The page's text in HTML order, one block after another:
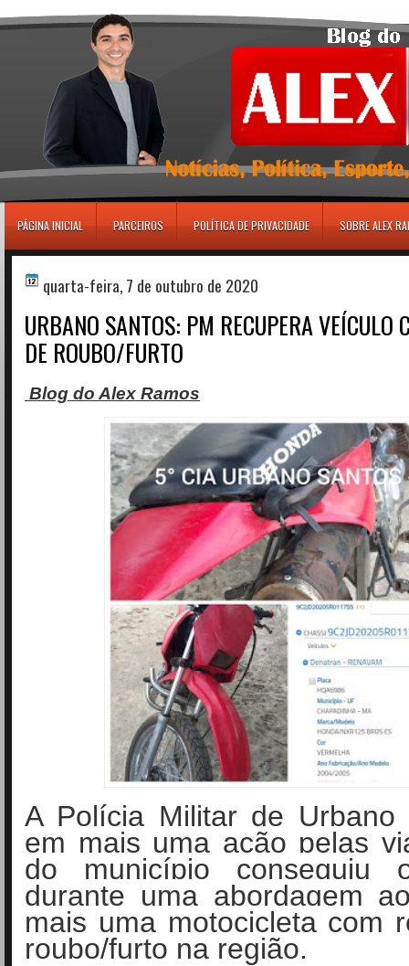
PÁGINA INICIAL PARCEIROS POLÍTICA DE PRIVACIDADE SOBRE ALEX
quarta-feira, 7 de outubro de 2020
URBANO SANTOS: PM RECUPERA VEÍCULO
DE ROUBO/FURTO
Blog do Alex Ramos
A Polícia Militar de Urbano
em mais uma ação pelas
do município conseguiu
durante uma abordagem
mais uma motocicleta com
roubo/furto na região.